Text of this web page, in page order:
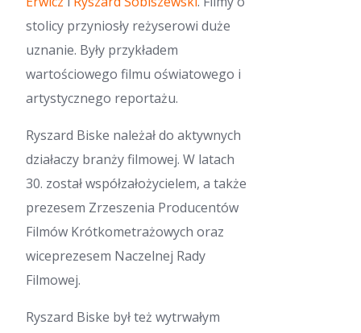
stolicy przyniosły reżyserowi duże
uznanie. Były przykładem
wartościowego filmu oświatowego i
artystycznego reportażu.
Ryszard Biske należał do aktywnych
działaczy branży filmowej. W latach
30. został współzałożycielem, a także
prezesem Zrzeszenia Producentów
Filmów Krótkometrażowych oraz
wiceprezesem Naczelnej Rady
Filmowej.
Ryszard Biske był też wytrwałym